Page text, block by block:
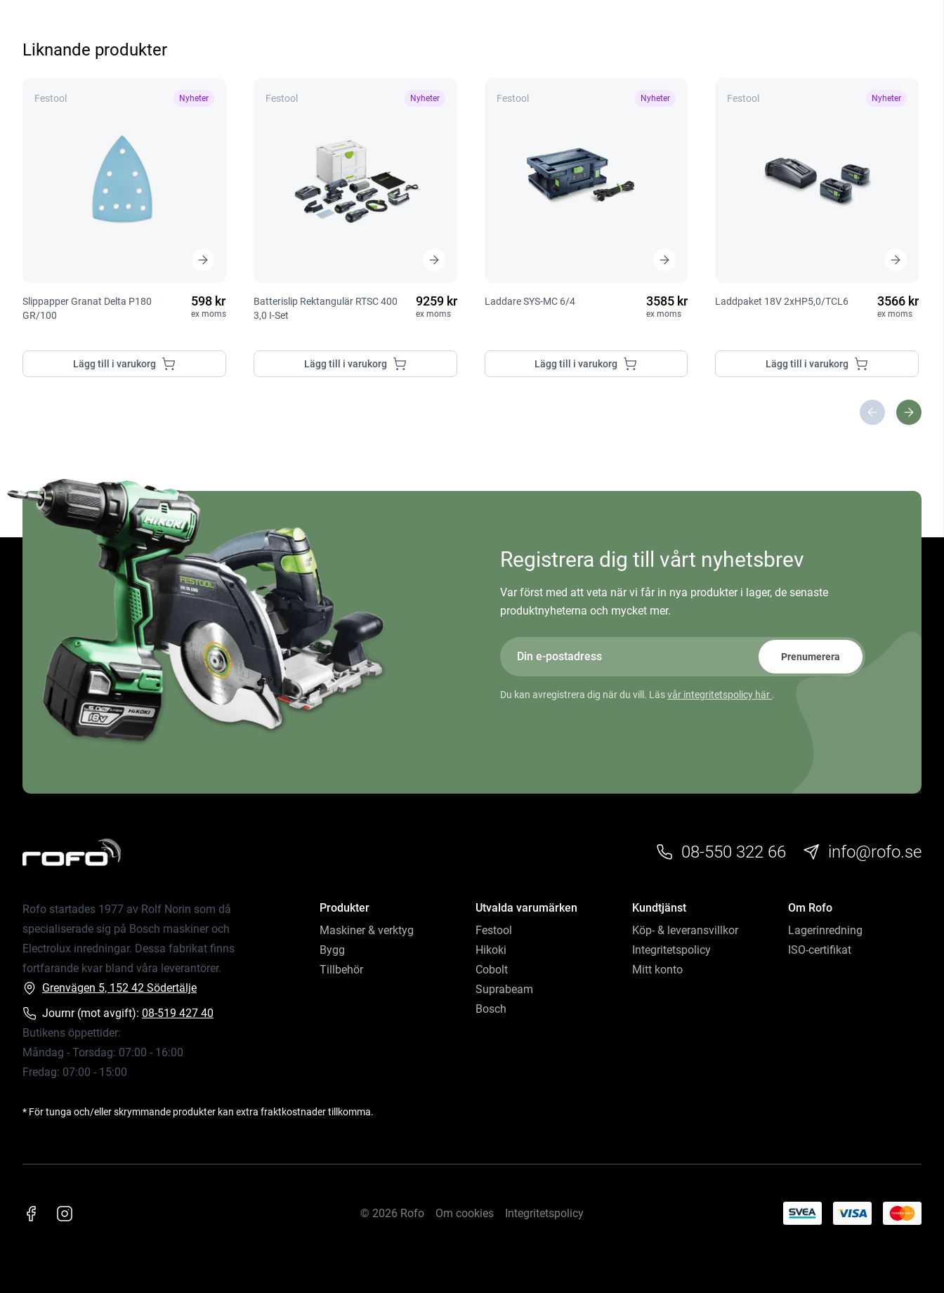
Liknande produkter
Festool Nyheter
Slippapper Granat Delta P180
GR/100
598 kr
ex moms
Lägg till i varukorg
Festool Nyheter
Batterislip Rektangulär RTSC 400
3,0 I-Set
9259 kr
ex moms
Lägg till i varukorg
Festool Nyheter
Laddare SYS-MC 6/4 3585 kr
ex moms
Lägg till i varukorg
Festool Nyheter
Laddpaket 18V 2xHP5,0/TCL6 3566 kr
ex moms
Lägg till i varukorg
Registrera dig till vårt nyhetsbrev
Var först med att veta när vi får in nya produkter i lager, de senaste
produktnyheterna och mycket mer.
Prenumerera
Du kan avregistrera dig när du vill. Läsvår integritetspolicy här .
08-550 322 66 info@rofo.se
Rofo startades 1977 av Rolf Norin som då
specialiserade sig på Bosch maskiner och
Electrolux inredningar. Dessa fabrikat finns
fortfarande kvar bland våra leverantörer.
Grenvägen 5, 152 42 Södertälje
Journr (mot avgift): 08-519 427 40
Butikens öppettider:
Måndag - Torsdag: 07:00 - 16:00
Fredag: 07:00 - 15:00
Produkter
Maskiner & verktyg
Bygg
Tillbehör
Utvalda varumärken
Festool
Hikoki
Cobolt
Suprabeam
Bosch
Kundtjänst
Köp- & leveransvillkor
Integritetspolicy
Mitt konto
Om Rofo
Lagerinredning
ISO-certifikat
* För tunga och/eller skrymmande produkter kan extra fraktkostnader tillkomma.
© 2026 Rofo Om cookies Integritetspolicy